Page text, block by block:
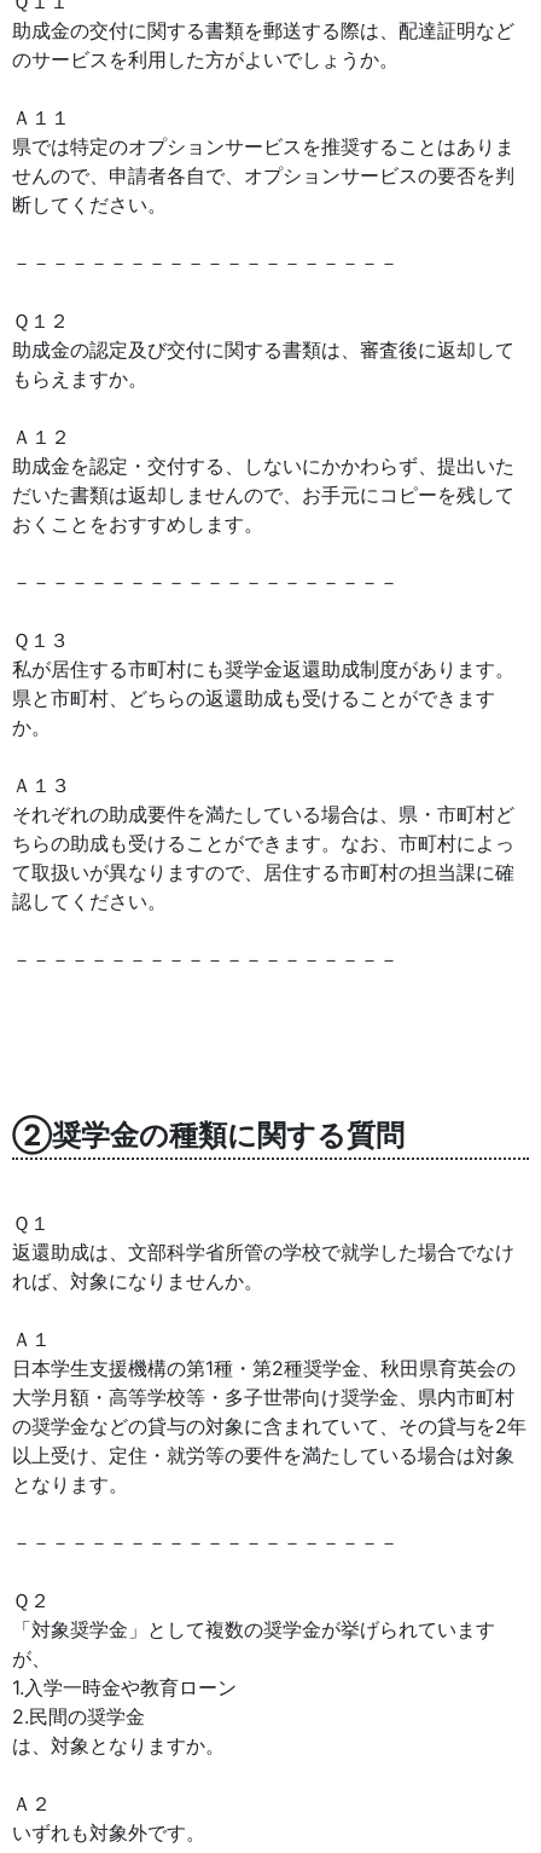
助成金の交付に関する書類を郵送する際は、配達証明など
のサービスを利用した方がよいでしょうか。
Ａ１１
県では特定のオプションサービスを推奨することはありま
せんので、申請者各自で、オプションサービスの要否を判
断してください。
－－－－－－－－－－－－－－－－－－－－
Ｑ１２
助成金の認定及び交付に関する書類は、審査後に返却して
もらえますか。
Ａ１２
助成金を認定・交付する、しないにかかわらず、提出いた
だいた書類は返却しませんので、お手元にコピーを残して
おくことをおすすめします。
－－－－－－－－－－－－－－－－－－－－
Ｑ１３
私が居住する市町村にも奨学金返還助成制度があります。
県と市町村、どちらの返還助成も受けることができます
か。
Ａ１３
それぞれの助成要件を満たしている場合は、県・市町村ど
ちらの助成も受けることができます。なお、市町村によっ
て取扱いが異なりますので、居住する市町村の担当課に確
認してください。
－－－－－－－－－－－－－－－－－－－－
②奨学金の種類に関する質問
Ｑ１
返還助成は、文部科学省所管の学校で就学した場合でなけ
れば、対象になりませんか。
Ａ１
日本学生支援機構の第1種・第2種奨学金、秋田県育英会の
大学月額・高等学校等・多子世帯向け奨学金、県内市町村
の奨学金などの貸与の対象に含まれていて、その貸与を2年
以上受け、定住・就労等の要件を満たしている場合は対象
となります。
－－－－－－－－－－－－－－－－－－－－
Ｑ２
「対象奨学金」として複数の奨学金が挙げられています
が、
1.入学一時金や教育ローン
2.民間の奨学金
は、対象となりますか。
Ａ２
いずれも対象外です。